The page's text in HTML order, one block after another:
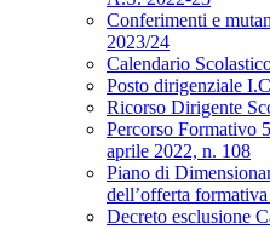
Conferimenti e
2023/24
Calendario
Posto dirigenziale
Ricorso Dirigente
Percorso Formativo
aprile 2022, n. 108
Piano di
dell’offerta
Decreto esclusione